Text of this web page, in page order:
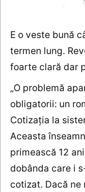
E o veste bună
termen lung.
foarte clară dar
„O problemă
obligatorii: un
Cotizaţia la
Aceasta
primească 12
dobânda care i
cotizat. Dacă ne